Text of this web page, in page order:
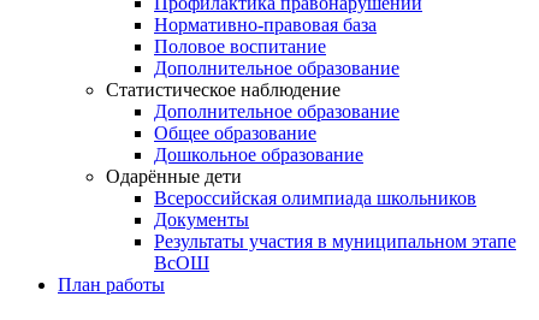
Нормативно-правовая база
Половое воспитание
Дополнительное образование
Статистическое наблюдение
Дополнительное образование
Общее образование
Дошкольное образование
Одарённые дети
Всероссийская олимпиада школьников
Документы
Результаты участия в муниципальном этапе
ВсОШ
План работы